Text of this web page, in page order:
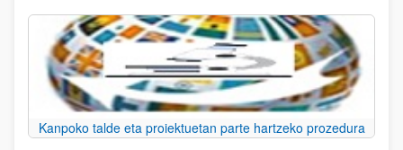
Kanpoko talde eta proiektuetan parte hartzeko prozedura